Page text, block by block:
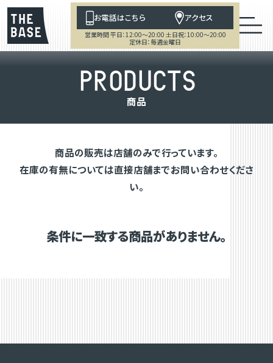
お電話はこちら アクセス
営業時間 平日：12:00～20:00 土日祝：10:00～20:00
定休日：毎週金曜日
PRODUCTS
商品
商品の販売は店舗のみで行っています。
在庫の有無については直接店舗までお問い合わせくださ
い。
条件に一致する商品がありません。